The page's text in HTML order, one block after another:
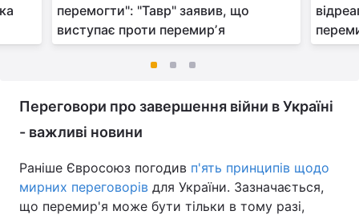
перемогти": "Тавр" заявив, що
виступає проти перемирʼя
Переговори про завершення війни в Україні
- важливі новини
Раніше Євросоюз погодив п'ять принципів щодо
мирних переговорів для України. Зазначається,
що перемир'я може бути тільки в тому разі,